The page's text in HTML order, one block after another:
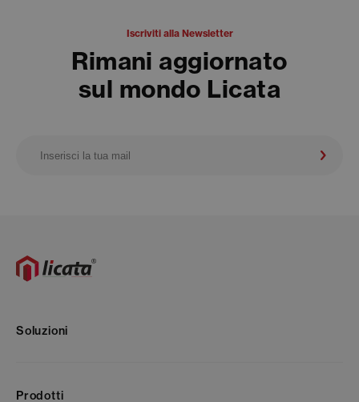
Iscriviti alla Newsletter
Rimani aggiornato
sul mondo Licata
Soluzioni
Prodotti